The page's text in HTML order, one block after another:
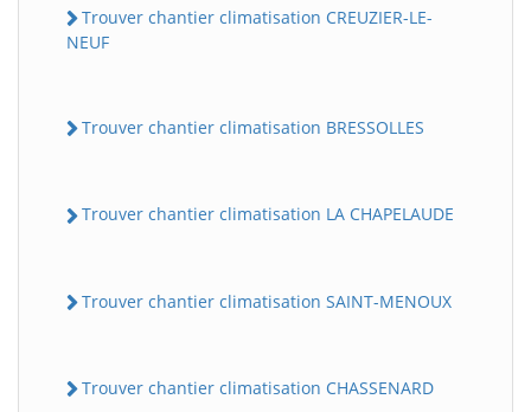
Trouver chantier climatisation CREUZIER-LE-
NEUF
Trouver chantier climatisation BRESSOLLES
Trouver chantier climatisation LA CHAPELAUDE
Trouver chantier climatisation SAINT-MENOUX
Trouver chantier climatisation CHASSENARD